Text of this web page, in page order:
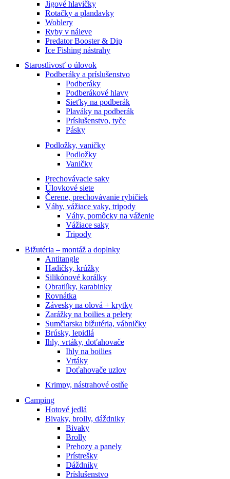
Jigové hlavičky
Rotačky a plandavky
Woblery
Ryby v náleve
Predator Booster & Dip
Ice Fishing nástrahy
Starostlivosť o úlovok
Podberáky a príslušenstvo
Podberáky
Podberákové hlavy
Sieťky na podberák
Plaváky na podberák
Príslušenstvo, tyče
Pásky
Podložky, vaničky
Podložky
Vaničky
Prechovávacie saky
Úlovkové siete
Čerene, prechovávanie rybičiek
Váhy, vážiace vaky, tripody
Váhy, pomôcky na váženie
Vážiace saky
Tripody
Bižutéria – montáž a doplnky
Antitangle
Hadičky, krúžky
Silikónové korálky
Obratlíky, karabinky
Rovnátka
Závesky na olová + krytky
Zarážky na boilies a pelety
Sumčiarska bižutéria, vábničky
Brúsky, lepidlá
Ihly, vrtáky, doťahovače
Ihly na boilies
Vrtáky
Doťahovače uzlov
Krimpy, nástrahové ostňe
Camping
Hotové jedlá
Bivaky, brolly, dáždniky
Bivaky
Brolly
Prehozy a panely
Prístrešky
Dáždniky
Príslušenstvo